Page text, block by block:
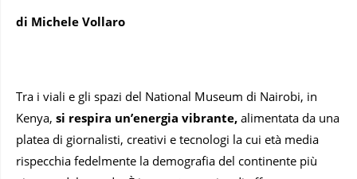
di Michele Vollaro
Tra i viali e gli spazi del National Museum di Nairobi, in
Kenya, si respira un’energia vibrante, alimentata da una
platea di giornalisti, creativi e tecnologi la cui età media
rispecchia fedelmente la demografia del continente più